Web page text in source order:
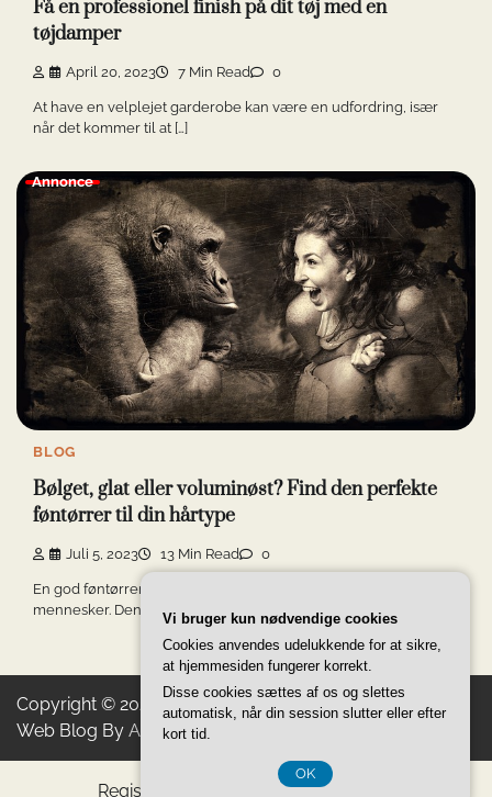
Få en professionel finish på dit tøj med en
tøjdamper
April 20, 2023 7 Min Read 0
At have en velplejet garderobe kan være en udfordring, især
når det kommer til at […]
Annonce
BLOG
Bølget, glat eller voluminøst? Find den perfekte
føntørrer til din hårtype
Juli 5, 2023 13 Min Read 0
En god føntørrer er en uundværlig styling-partner for mange
mennesker. Den kan hjælpe med at […]
Copyright © 2026 Gerberas Golden ProductsTheme:
Web Blog By Adore Themes
Registreringsnummer DK-374 077 39
Vi bruger kun nødvendige cookies
Cookies anvendes udelukkende for at sikre,
at hjemmesiden fungerer korrekt.
Disse cookies sættes af os og slettes
automatisk, når din session slutter eller efter
kort tid.
OK